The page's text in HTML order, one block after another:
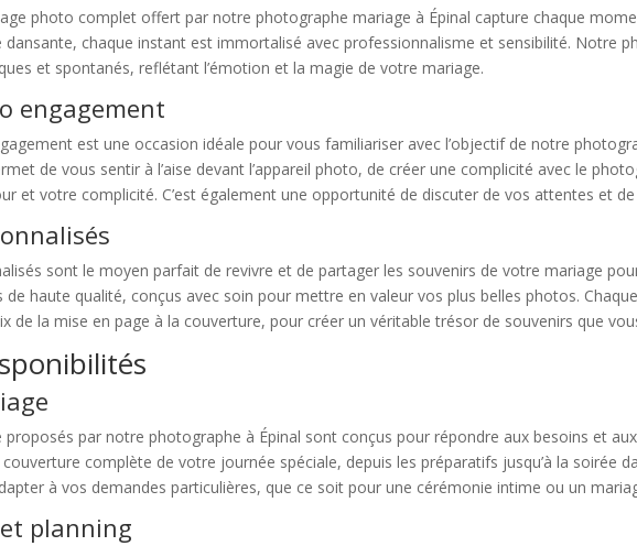
photo complet offert par notre photographe mariage à Épinal capture chaque
dansante, chaque instant est immortalisé avec professionnalisme et sensibilité. Notre
et spontanés, reflétant l’émotion et la magie de votre mariage.
engagement
est une occasion idéale pour vous familiariser avec l’objectif de notre
de vous sentir à l’aise devant l’appareil photo, de créer une complicité avec le
et votre complicité. C’est également une opportunité de discuter de vos attentes et
sont le moyen parfait de revivre et de partager les souvenirs de votre mariage
de haute qualité, conçus avec soin pour mettre en valeur vos plus belles photos.
de la mise en page à la couverture, pour créer un véritable trésor de souvenirs que
par notre photographe à Épinal sont conçus pour répondre aux besoins et
complète de votre journée spéciale, depuis les préparatifs jusqu’à la soirée
à vos demandes particulières, que ce soit pour une cérémonie intime ou un
planning